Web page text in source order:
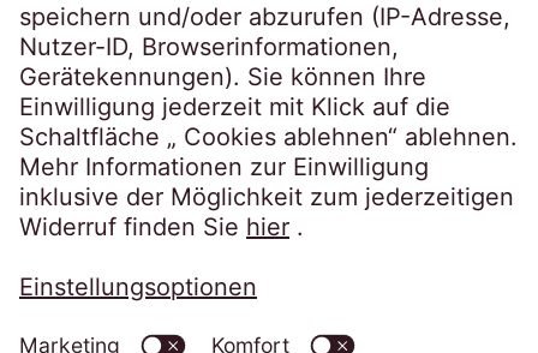
Erwerb großer Forderungspakete in
Osteuropa aus. Carsten Tidow, blickt auf das
Geschäftsjahr 2025/26 und zieht Bilanz.
Mehr erfahren